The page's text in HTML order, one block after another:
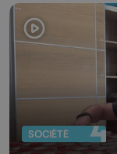
SOCIÉTÉ